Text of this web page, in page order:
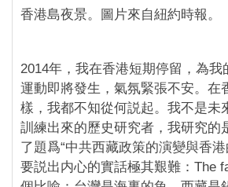
香港島夜景。圖片來自紐約時報。
2014年，我在香港短期停留，為
運動即將發生，氣氛緊張不安。
樣，我都不知從何説起。我不是
訓練出來的歷史研究者，我研究
了題爲“中共西藏政策的演變與香
要説出内心的實話極其艱難：The